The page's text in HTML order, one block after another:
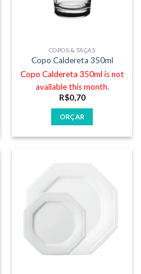
COPOS & TAÇAS
Copo Caldereta 350ml
Copo Caldereta 350ml is not
available this month.
R$0,70
ORÇAR